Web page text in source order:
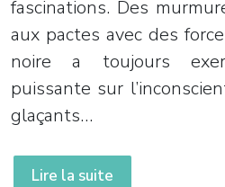
fascinations. Des
aux pactes avec des
noire a toujours
puissante sur
glaçants…
Lire la suite